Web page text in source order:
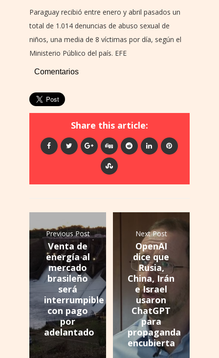
Paraguay recibió entre enero y abril pasados un
total de 1.014 denuncias de abuso sexual de
niños, una media de 8 víctimas por día, según el
Ministerio Público del país. EFE
Comentarios
Share this article:
Previous Post
Venta de
energía al
mercado
brasileño
será
interrumpible
con pago
por
adelantado
Next Post
OpenAI
dice que
Rusia,
China, Irán
e Israel
usaron
ChatGPT
para
propaganda
encubierta